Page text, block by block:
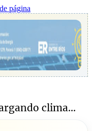
página
clima...